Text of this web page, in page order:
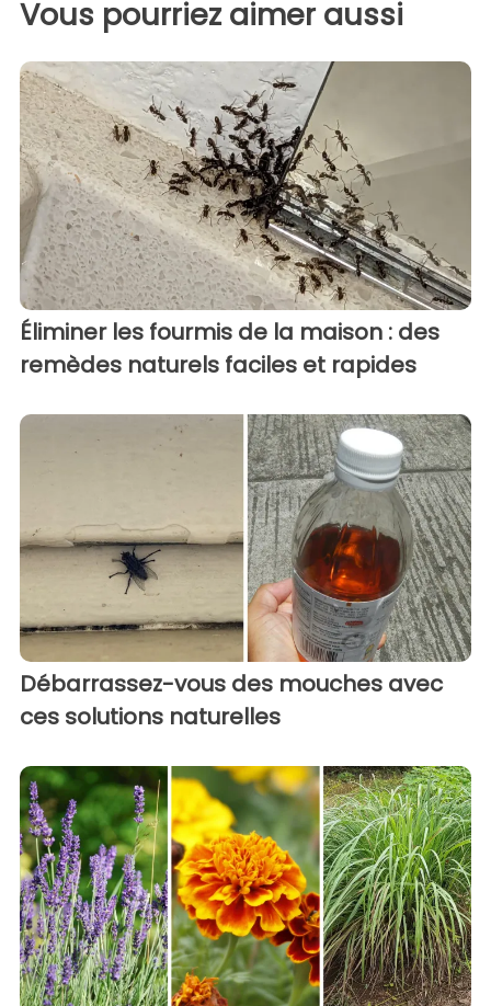
Vous pourriez aimer aussi
Éliminer les fourmis de la maison : des
remèdes naturels faciles et rapides
Débarrassez-vous des mouches avec
ces solutions naturelles